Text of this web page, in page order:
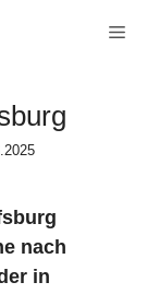
nach
in